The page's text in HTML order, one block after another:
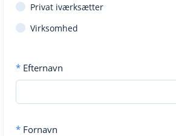
Privat iværksætter
Virksomhed
* Efternavn
* Fornavn